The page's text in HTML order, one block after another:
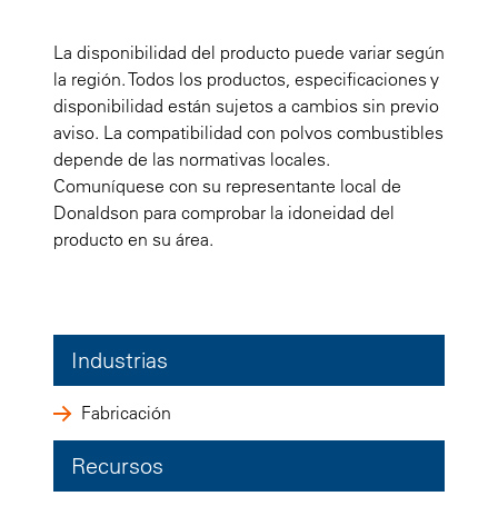
La disponibilidad del producto puede variar según
la región. Todos los productos, especificaciones y
disponibilidad están sujetos a cambios sin previo
aviso. La compatibilidad con polvos combustibles
depende de las normativas locales.
Comuníquese con su representante local de
Donaldson para comprobar la idoneidad del
producto en su área.
Industrias
Fabricación
Recursos